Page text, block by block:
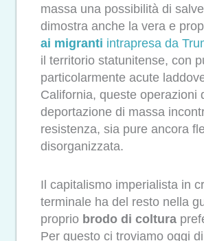
massa una possibilità di
dimostra anche la vera e
ai migranti intrapresa da
il territorio statunitense, con
particolarmente acute
California, queste operazioni
deportazione di massa
resistenza, sia pure ancora
disorganizzata.
Il capitalismo imperialista in
terminale ha del resto nella
proprio brodo di coltura
Per questo ci troviamo oggi